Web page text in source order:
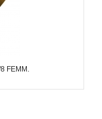
FEMM.